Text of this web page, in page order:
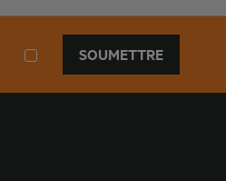
SOUMETTRE